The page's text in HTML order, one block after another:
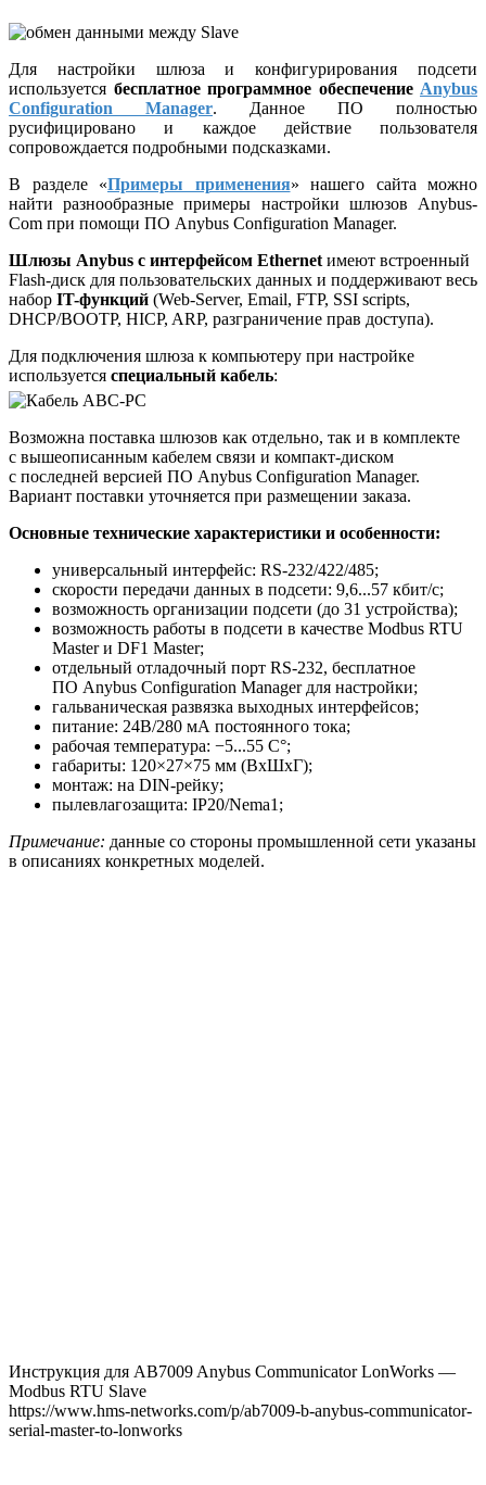
Для настройки шлюза и конфигурирования подсети
используется бесплатное программное обеспечение Anybus
Configuration Manager. Данное ПО полностью
русифицировано и каждое действие пользователя
сопровождается подробными подсказками.
В разделе «Примеры применения» нашего сайта можно
найти разнообразные примеры настройки шлюзов Anybus-
Com при помощи ПО Anybus Configuration Manager.
Шлюзы Anybus с интерфейсом Ethernet имеют встроенный
Flash-диск для пользовательских данных и поддерживают весь
набор IT-функций (Web-Server, Email, FTP, SSI scripts,
DHCP/BOOTP, HICP, ARP, разграничение прав доступа).
Для подключения шлюза к компьютеру при настройке
используется специальный кабель:
Возможна поставка шлюзов как отдельно, так и в комплекте
с вышеописанным кабелем связи и компакт-диском
с последней версией ПО Anybus Configuration Manager.
Вариант поставки уточняется при размещении заказа.
Основные технические характеристики и особенности:
универсальный интерфейс: RS-232/422/485;
скорости передачи данных в подсети: 9,6...57 кбит/с;
возможность организации подсети (до 31 устройства);
возможность работы в подсети в качестве Modbus RTU
Master и DF1 Master;
отдельный отладочный порт RS-232, бесплатное
ПО Anybus Configuration Manager для настройки;
гальваническая развязка выходных интерфейсов;
питание: 24В/280 мА постоянного тока;
рабочая температура: −5...55 С°;
габариты: 120×27×75 мм (ВхШхГ);
монтаж: на DIN-рейку;
пылевлагозащита: IP20/Nema1;
Примечание: данные со стороны промышленной сети указаны
в описаниях конкретных моделей.
Инструкция для AB7009 Anybus Communicator LonWorks —
Modbus RTU Slave
https://www.hms-networks.com/p/ab7009-b-anybus-communicator-
serial-master-to-lonworks